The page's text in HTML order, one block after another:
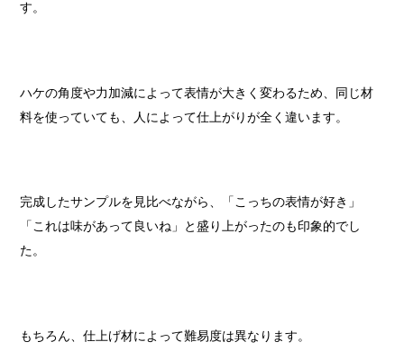
す。
ハケの角度や力加減によって表情が大きく変わるため、同じ材
料を使っていても、人によって仕上がりが全く違います。
完成したサンプルを見比べながら、「こっちの表情が好き」
「これは味があって良いね」と盛り上がったのも印象的でし
た。
もちろん、仕上げ材によって難易度は異なります。